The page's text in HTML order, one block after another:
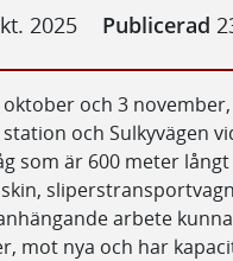
2025 Publicerad
oktober och 3
och Sulkyvägen
som är 600 meter
arbete
mot nya och har